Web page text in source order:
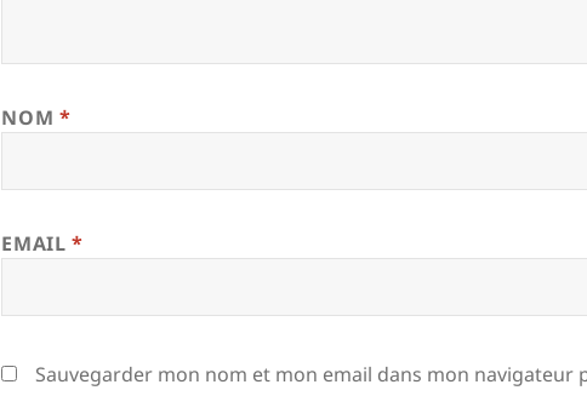
NOM *
EMAIL*
Sauvegarder mon nom et mon email dans mon navigateur